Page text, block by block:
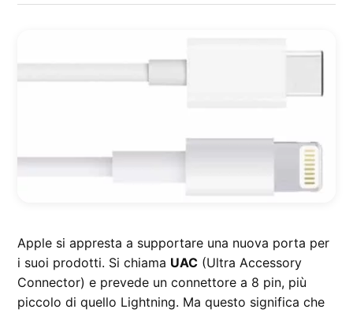
Apple si appresta a supportare una nuova porta per
i suoi prodotti. Si chiama UAC (Ultra Accessory
Connector) e prevede un connettore a 8 pin, più
piccolo di quello Lightning. Ma questo significa che